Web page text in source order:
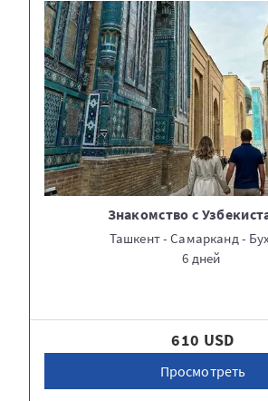
Знакомство с
Ташкент - Самарканд -
6 дней
610 USD
Просмотреть